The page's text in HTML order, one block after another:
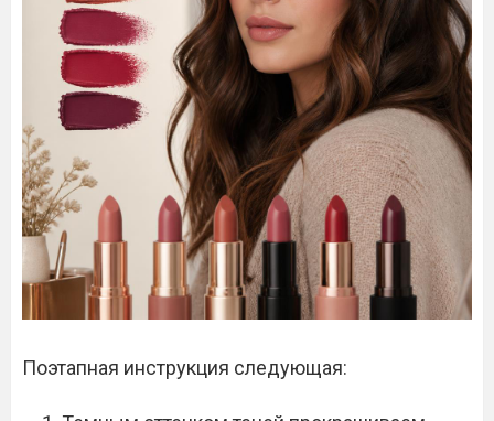
Поэтапная инструкция следующая: